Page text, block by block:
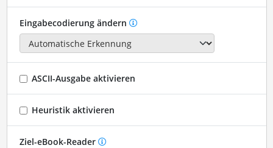
Eingabecodierung ändern
ASCII-Ausgabe aktivieren
Heuristik aktivieren
Ziel-eBook-Reader